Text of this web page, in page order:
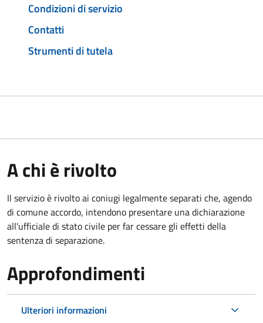
Condizioni di servizio
Contatti
Strumenti di tutela
A chi è rivolto
Il servizio è rivolto ai coniugi legalmente separati che, agendo
di comune accordo, intendono presentare una dichiarazione
all'ufficiale di stato civile per far cessare gli effetti della
sentenza di separazione.
Approfondimenti
Ulteriori informazioni